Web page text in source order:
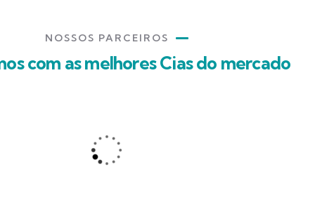
NOSSOS PARCEIROS
com as melhores Cias do mercado